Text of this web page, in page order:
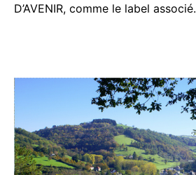
D’AVENIR, comme le label associé.